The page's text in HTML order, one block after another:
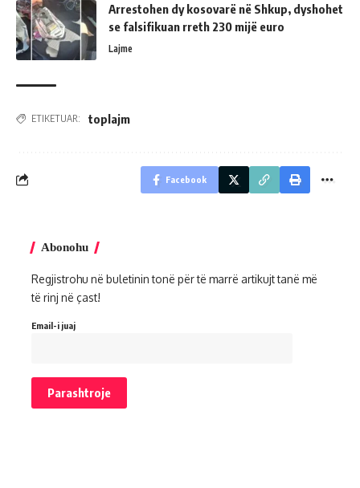
Arrestohen dy kosovarë në Shkup, dyshohet
se falsifikuan rreth 230 mijë euro
Lajme
ETIKETUAR: toplajm
Facebook
Abonohu
Regjistrohu në buletinin tonë për të marrë artikujt tanë më
të rinj në çast!
Email-i juaj